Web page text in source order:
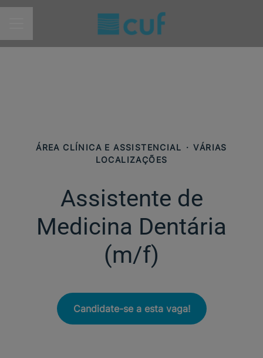
MENU DE CARREIRAS
ÁREA CLÍNICA E ASSISTENCIAL · VÁRIAS
LOCALIZAÇÕES
Assistente de
Medicina Dentária
(m/f)​
Candidate-se a esta vaga!